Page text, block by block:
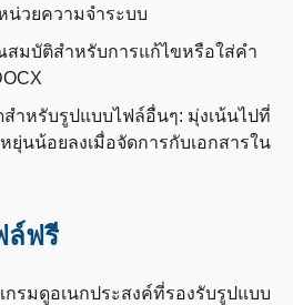
น่วยความจำระบบ
สมบัติสำหรับการแก้ไขหรือใส่คำ
ำหรับรูปแบบไฟล์อื่นๆ: มุ่งเน้นไปที่
ยุ่นน้อยลงเมื่อจัดการกับเอกสารใน
ล์ฟรี
กรมดูอเนกประสงค์ที่รองรับรูปแบบ